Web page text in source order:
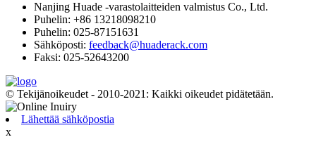
Nanjing Huade -varastolaitteiden valmistus Co., Ltd.
Puhelin: +86 13218098210
Puhelin: 025-87151631
Sähköposti: feedback@huaderack.com
Faksi: 025-52643200
© Tekijänoikeudet - 2010-2021: Kaikki oikeudet pidätetään.
Lähettää sähköpostia
x